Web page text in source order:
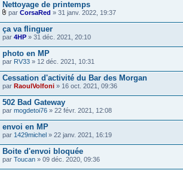
i
n
t
(
s
e
r
s
)
j
o
i
n
t
(
s
Nettoyage de printemps
F
i
c
h
i
e
r
s
)
j
o
i
n
t
(
s
par CorsaRed » 31 janv. 2022, 19:37
ça va flinguer
par 4HP » 31 déc. 2021, 20:10
photo en MP
par RV33 » 12 déc. 2021, 10:31
Cessation d'activité du Bar des Morgan
par RaoulVolfoni » 16 oct. 2021, 09:36
502 Bad Gateway
par mogdetoi76 » 22 févr. 2021, 12:08
envoi en MP
par 1429michel » 22 janv. 2021, 16:19
Boite d'envoi bloquée
par Toucan » 09 déc. 2020, 09:36